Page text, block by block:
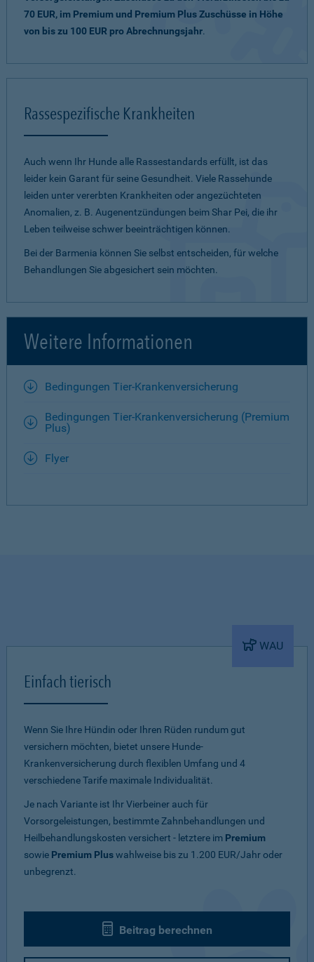
70 EUR, im Premium und Premium Plus Zuschüsse in Höhe
von bis zu 100 EUR pro Abrechnungsjahr.
Rassespezifische Krankheiten
Auch wenn Ihr Hunde alle Rassestandards erfüllt, ist das
leider kein Garant für seine Gesundheit. Viele Rassehunde
leiden unter vererbten Krankheiten oder angezüchteten
Anomalien, z. B. Augenentzündungen beim Shar Pei, die ihr
Leben teilweise schwer beeinträchtigen können.
Bei der Barmenia können Sie selbst entscheiden, für welche
Behandlungen Sie abgesichert sein möchten.
Weitere Informationen
Bedingungen Tier-Krankenversicherung
Bedingungen Tier-Krankenversicherung (Premium
Plus)
Flyer
WAU
Einfach tierisch
Wenn Sie Ihre Hündin oder Ihren Rüden rundum gut
versichern möchten, bietet unsere Hunde-
Krankenversicherung durch flexiblen Umfang und 4
verschiedene Tarife maximale Individualität.
Je nach Variante ist Ihr Vierbeiner auch für
Vorsorgeleistungen, bestimmte Zahnbehandlungen und
Heilbehandlungskosten versichert - letztere im Premium
sowie Premium Pluswahlweise bis zu 1.200 EUR/Jahr oder
unbegrenzt.
Beitrag berechnen